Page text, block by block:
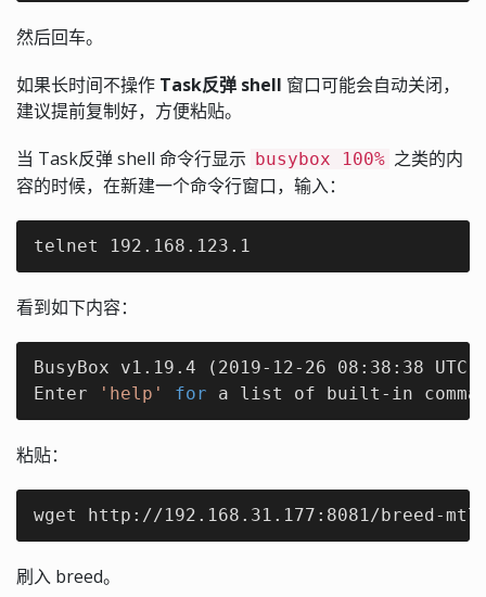
然后回车。
如果长时间不操作 Task反弹 shell 窗口可能会自动关闭，
建议提前复制好，方便粘贴。
当 Task反弹 shell 命令行显示 busybox 100% 之类的内
容的时候，在新建一个命令行窗口，输入：
telnet 192.168.123.1
看到如下内容：
BusyBox v1.19.4 (2019-12-26 08:38:38
Enter
'help' for a list of built-in
粘贴：
wget http://192.168.31.177:8081/breed-
刷入 breed。